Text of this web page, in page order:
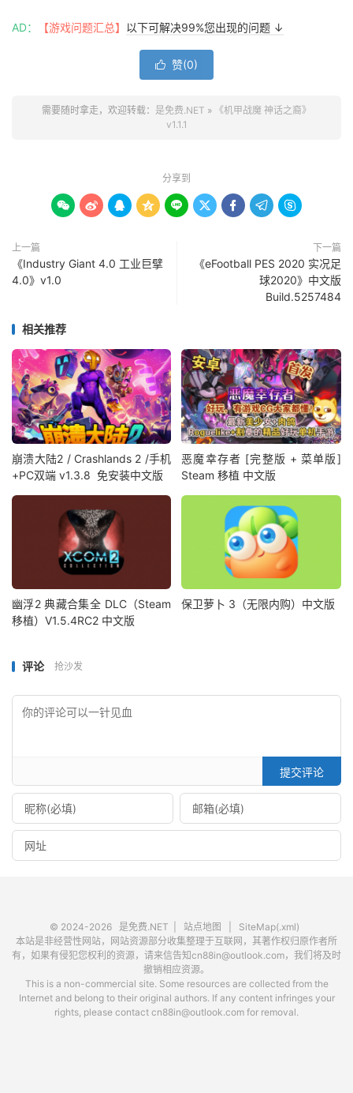
AD： 【游戏问题汇总】 以下可解决99%您出现的问题 ↓
 赞(0)
需要随时拿走，欢迎转载： 是免费.NET » 《机甲战魔 神话之裔》
v1.1.1
分享到
        
上一篇
《Industry Giant 4.0 工业巨擘
4.0》v1.0
下一篇
《eFootball PES 2020 实况足
球2020》中文版
Build.5257484
相关推荐
崩溃大陆2 / Crashlands 2 /手机
+PC双端 v1.3.8 免安装中文版
恶魔幸存者 [完整版 + 菜单版]
Steam 移植 中文版
幽浮2 典藏合集全 DLC（Steam
移植）V1.5.4RC2 中文版
保卫萝卜 3（无限内购）中文版
评论 抢沙发
提交评论
© 2024-2026 是免费.NET 站点地图
SiteMap(.xml)
本站是非经营性网站，网站资源部分收集整理于互联网，其著作权归原作者所
有，如果有侵犯您权利的资源，请来信告知cn88in@outlook.com，我们将及时
撤销相应资源。
This is a non-commercial site. Some resources are collected from the
Internet and belong to their original authors. If any content infringes your
rights, please contact cn88in@outlook.com for removal.